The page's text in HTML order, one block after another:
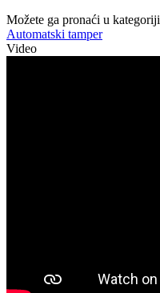
Možete ga pronaći u kategoriji
Automatski tamper
Video